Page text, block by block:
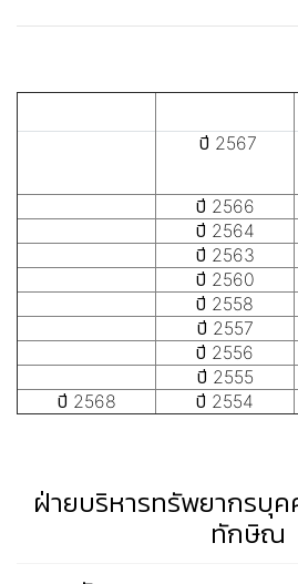
ปี 2567
ปี 2566
ปี 2564
ปี 2563
ปี 2560
ปี 2558
ปี 2557
ปี 2556
ปี 2555
ปี 2568
ปี 2554
ฝ่ายบริหารทรัพยากรบุ
ทักษิณ